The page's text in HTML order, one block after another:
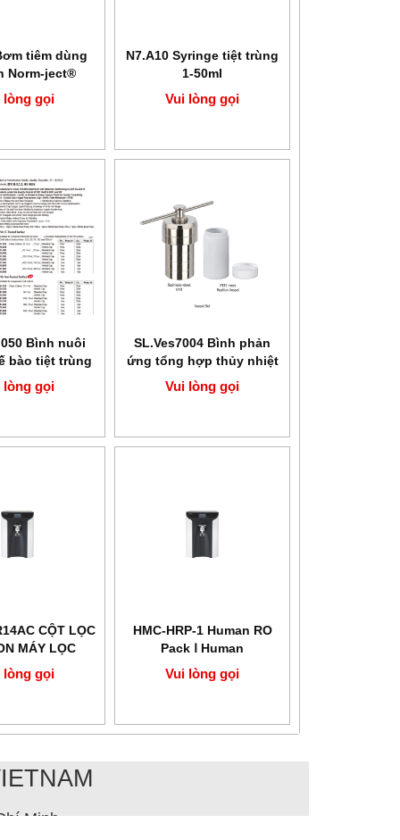
tiêm dùng
Norm-ject®
Single use
Syringe)
lòng gọi
N7.A10 Syringe tiệt trùng
1-50ml
Vui lòng gọi
Bình nuôi
bào tiệt trùng
BIofil
lòng gọi
SL.Ves7004 Bình phản
ứng tổng hợp thủy nhiệt
PTFE 150ml SciLab
Vui lòng gọi
CỘT LỌC
MÁY LỌC
RO HUMAN
POWER
lòng gọi
HMC-HRP-1 Human RO
Pack Ⅰ Human
Vui lòng gọi
Minh